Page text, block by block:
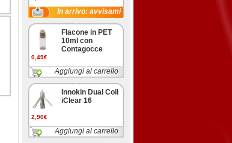
In arrivo: avvisami
0,49€
Flacone in PET
10ml con
Contagocce
Aggiungi al carrello
2,90€
Innokin Dual Coil
iClear 16
Aggiungi al carrello